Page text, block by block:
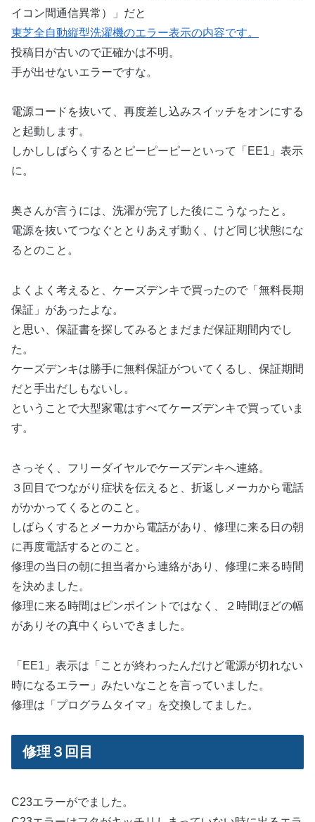
イコン間通信異常）」だと
東芝全自動縦型洗濯機のエラー表示の内容です。
投稿日が古いので正確かは不明。
手が出せないエラーですな。
電源コードを抜いて、再度差し込みスイッチをオンにする
と起動します。
しかししばらくするとピーピーピーといって「EE1」表示
に。
奥さんが言うには、洗濯が完了した後にこうなったと。
電源を抜いてつなぐととりあえず動く、けど同じ状態にな
るとのこと。
よくよく考えると、ケーズデンキで買ったので「無料長期
保証」があったよな。
と思い、保証書を探してみるとまだまだ保証期間内でし
た。
ケーズデンキは勝手に無料保証がついてくるし、保証期間
だと手出だしもないし。
ということで大型家電はすべてケーズデンキで買っていま
す。
さっそく、フリーダイヤルでケーズデンキへ連絡。
３回目でつながり症状を伝えると、折返しメーカから電話
がかかってくるとのこと。
しばらくするとメーカから電話があり、修理に来る日の朝
に再度電話するとのこと。
修理の当日の朝に担当者から連絡があり、修理に来る時間
を決めました。
修理に来る時間はピンポイントではなく、２時間ほどの幅
がありその真中くらいできました。
「EE1」表示は「ことが終わったんだけど電源が切れない
時になるエラー」みたいなことを言っていました。
修理は「プログラムタイマ」を交換してました。
修理３回目
C23エラーがでました。